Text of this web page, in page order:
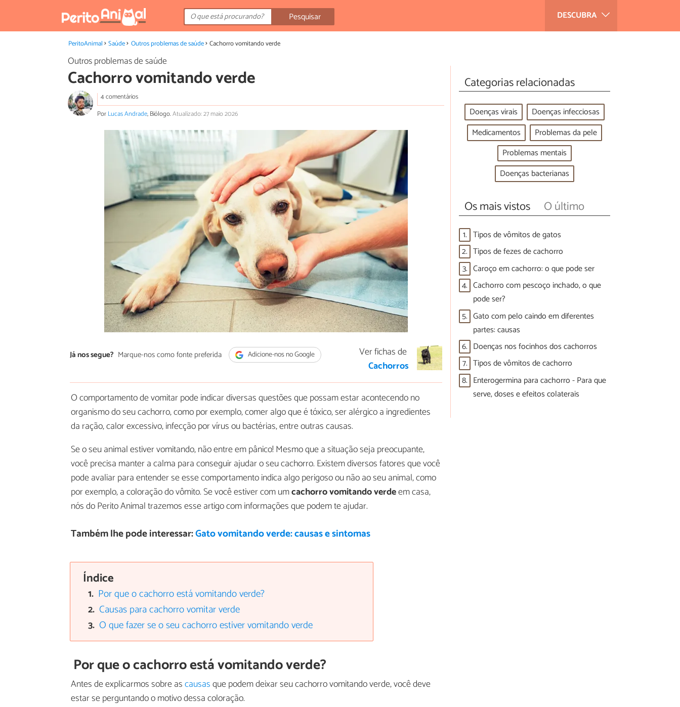
DESCUBRA
Pesquisar
PeritoAnimal Saúde Outros problemas de saúde Cachorro vomitando verde
Outros problemas de saúde
Cachorro vomitando verde
4 comentários
PorLucas Andrade, Biólogo.Atualizado: 27 maio 2026
Já nos segue? Marque-nos como fonte preferida Adicione-nos no Google
Ver fichas de
Cachorros
O comportamento de vomitar pode indicar diversas questões que possam estar acontecendo no
organismo do seu cachorro, como por exemplo, comer algo que é tóxico, ser alérgico a ingredientes
da ração, calor excessivo, infecção por vírus ou bactérias, entre outras causas.
Se o seu animal estiver vomitando, não entre em pânico! Mesmo que a situação seja preocupante,
você precisa manter a calma para conseguir ajudar o seu cachorro. Existem diversos fatores que você
pode avaliar para entender se esse comportamento indica algo perigoso ou não ao seu animal, como
por exemplo, a coloração do vômito. Se você estiver com umcachorro vomitando verdeem casa,
nós do Perito Animal trazemos esse artigo com informações que podem te ajudar.
Também lhe pode interessar:Gato vomitando verde: causas e sintomas
Índice
Por que o cachorro está vomitando verde?
Causas para cachorro vomitar verde
O que fazer se o seu cachorro estiver vomitando verde
Por que o cachorro está vomitando verde?
Antes de explicarmos sobre ascausasque podem deixar seu cachorro vomitando verde, você deve
estar se perguntando o motivo dessa coloração.
Categorias relacionadas
Doenças virais
Doenças infecciosas
Medicamentos
Problemas da pele
Problemas mentais
Doenças bacterianas
Os mais vistos O último
1. Tipos de vômitos de gatos
2. Tipos de fezes de cachorro
3. Caroço em cachorro: o que pode ser
4. Cachorro com pescoço inchado, o que
pode ser?
5. Gato com pelo caindo em diferentes
partes: causas
6. Doenças nos focinhos dos cachorros
7. Tipos de vômitos de cachorro
8. Enterogermina para cachorro - Para que
serve, doses e efeitos colaterais